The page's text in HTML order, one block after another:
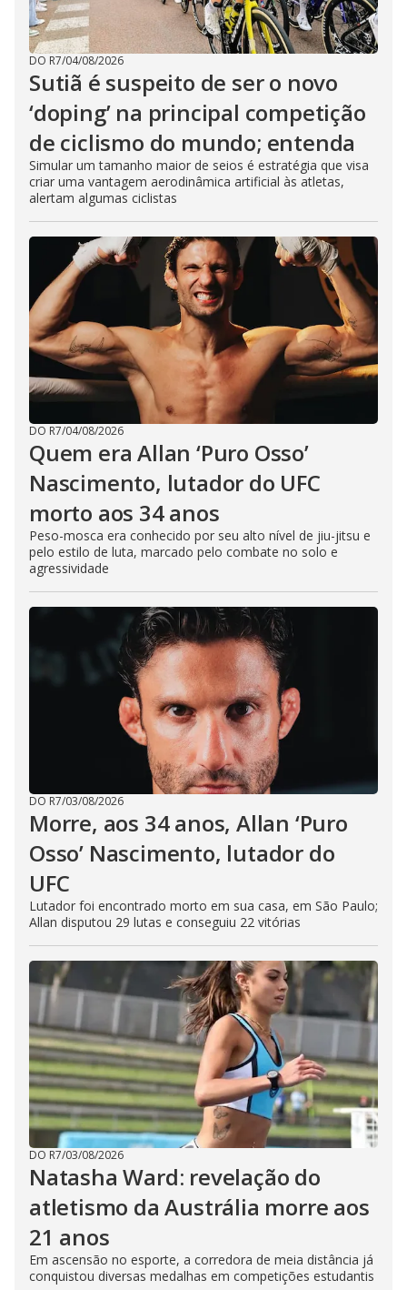
DO R7/04/08/2026
Sutiã é suspeito de ser o novo
‘doping’ na principal competição
de ciclismo do mundo; entenda
Simular um tamanho maior de seios é estratégia que visa
criar uma vantagem aerodinâmica artificial às atletas,
alertam algumas ciclistas
DO R7/04/08/2026
Quem era Allan ‘Puro Osso’
Nascimento, lutador do UFC
morto aos 34 anos
Peso-mosca era conhecido por seu alto nível de jiu-jitsu e
pelo estilo de luta, marcado pelo combate no solo e
agressividade
DO R7/03/08/2026
Morre, aos 34 anos, Allan ‘Puro
Osso’ Nascimento, lutador do
UFC
Lutador foi encontrado morto em sua casa, em São Paulo;
Allan disputou 29 lutas e conseguiu 22 vitórias
DO R7/03/08/2026
Natasha Ward: revelação do
atletismo da Austrália morre aos
21 anos
Em ascensão no esporte, a corredora de meia distância já
conquistou diversas medalhas em competições estudantis